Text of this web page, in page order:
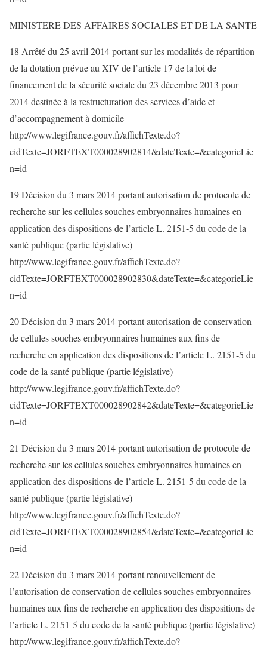
MINISTERE DES AFFAIRES SOCIALES ET DE LA SANTE
18 Arrêté du 25 avril 2014 portant sur les modalités de répartition
de la dotation prévue au XIV de l’article 17 de la loi de
financement de la sécurité sociale du 23 décembre 2013 pour
2014 destinée à la restructuration des services d’aide et
d’accompagnement à domicile
http://www.legifrance.gouv.fr/affichTexte.do?
cidTexte=JORFTEXT000028902814&dateTexte=&categorieLie
n=id
19 Décision du 3 mars 2014 portant autorisation de protocole de
recherche sur les cellules souches embryonnaires humaines en
application des dispositions de l’article L. 2151-5 du code de la
santé publique (partie législative)
http://www.legifrance.gouv.fr/affichTexte.do?
cidTexte=JORFTEXT000028902830&dateTexte=&categorieLie
n=id
20 Décision du 3 mars 2014 portant autorisation de conservation
de cellules souches embryonnaires humaines aux fins de
recherche en application des dispositions de l’article L. 2151-5 du
code de la santé publique (partie législative)
http://www.legifrance.gouv.fr/affichTexte.do?
cidTexte=JORFTEXT000028902842&dateTexte=&categorieLie
n=id
21 Décision du 3 mars 2014 portant autorisation de protocole de
recherche sur les cellules souches embryonnaires humaines en
application des dispositions de l’article L. 2151-5 du code de la
santé publique (partie législative)
http://www.legifrance.gouv.fr/affichTexte.do?
cidTexte=JORFTEXT000028902854&dateTexte=&categorieLie
n=id
22 Décision du 3 mars 2014 portant renouvellement de
l’autorisation de conservation de cellules souches embryonnaires
humaines aux fins de recherche en application des dispositions de
l’article L. 2151-5 du code de la santé publique (partie législative)
http://www.legifrance.gouv.fr/affichTexte.do?